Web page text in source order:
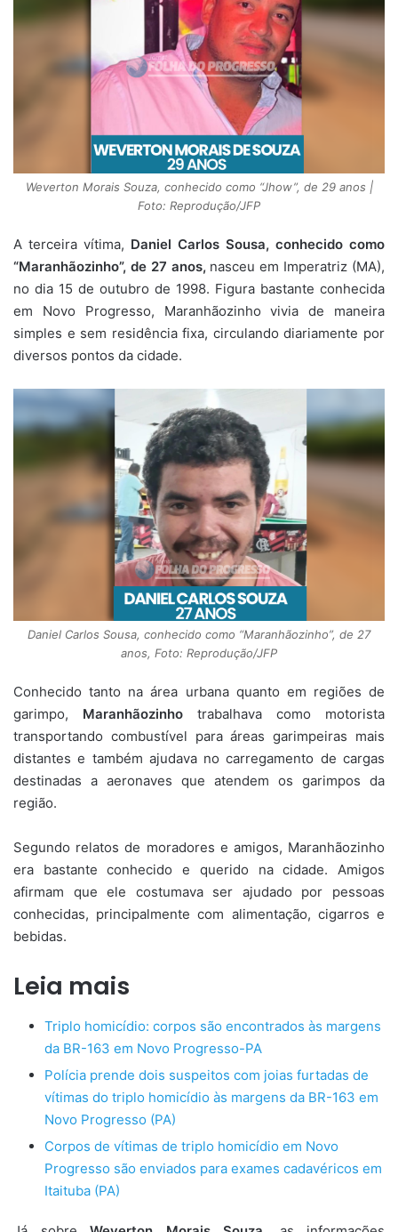
Weverton Morais Souza, conhecido como “Jhow”, de 29 anos |
Foto: Reprodução/JFP
A terceira vítima, Daniel Carlos Sousa, conhecido como
“Maranhãozinho”, de 27 anos, nasceu em Imperatriz (MA),
no dia 15 de outubro de 1998. Figura bastante conhecida
em Novo Progresso, Maranhãozinho vivia de maneira
simples e sem residência fixa, circulando diariamente por
diversos pontos da cidade.
Daniel Carlos Sousa, conhecido como “Maranhãozinho”, de 27
anos, Foto: Reprodução/JFP
Conhecido tanto na área urbana quanto em regiões de
garimpo, Maranhãozinho trabalhava como motorista
transportando combustível para áreas garimpeiras mais
distantes e também ajudava no carregamento de cargas
destinadas a aeronaves que atendem os garimpos da
região.
Segundo relatos de moradores e amigos, Maranhãozinho
era bastante conhecido e querido na cidade. Amigos
afirmam que ele costumava ser ajudado por pessoas
conhecidas, principalmente com alimentação, cigarros e
bebidas.
Leia mais
Triplo homicídio: corpos são encontrados às margens
da BR-163 em Novo Progresso-PA
Polícia prende dois suspeitos com joias furtadas de
vítimas do triplo homicídio às margens da BR-163 em
Novo Progresso (PA)
Corpos de vítimas de triplo homicídio em Novo
Progresso são enviados para exames cadavéricos em
Itaituba (PA)